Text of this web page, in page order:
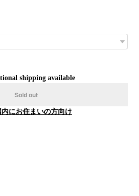
shipping available
Sold out
内にお住まいの方向け